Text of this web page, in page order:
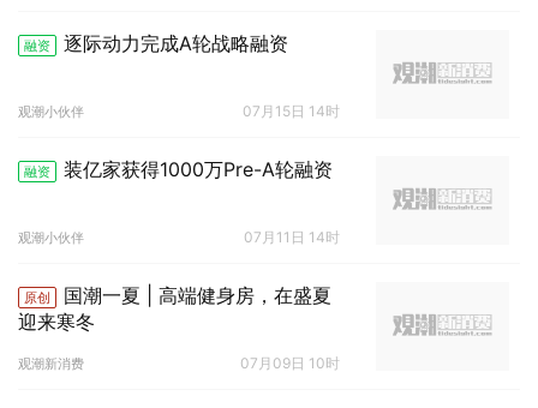
融资 逐际动力完成A轮战略融资
观潮小伙伴 07月15日 14时
融资 装亿家获得1000万Pre-A轮融资
观潮小伙伴 07月11日 14时
原创
国潮一夏 | 高端健身房，在盛夏
迎来寒冬
观潮新消费 07月09日 10时